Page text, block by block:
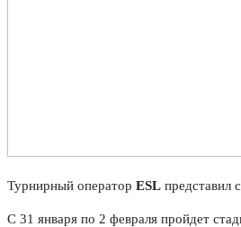
Турнирный оператор ESL представил
С 31 января по 2 февраля пройдет